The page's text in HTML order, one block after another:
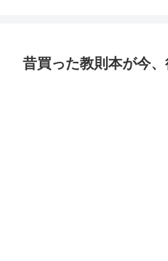
昔買った教則本が今